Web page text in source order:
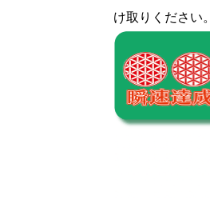
け取りください。